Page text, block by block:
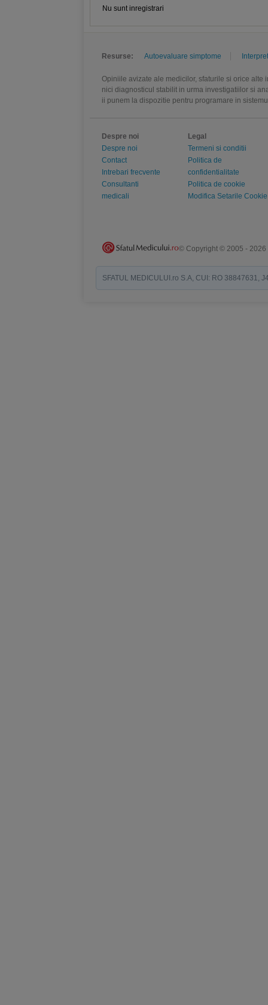
Nu sunt inregistrari
Resurse: Autoevaluare simptome
Opiniile avizate ale medicilor, sfaturile si orice
nici diagnosticul stabilit in urma investigatiilor si
ii punem la dispozitie pentru programare in
Despre noi
Despre noi
Contact
Intrebari frecvente
Consultanti
medicali
Legal
Termeni si conditii
Politica de
confidentialitate
Politica de cookie
Modifica Setarile Cookie
© Copyright © 2005 - 2026
SFATUL MEDICULUI.ro S.A, CUI: RO 38847631,